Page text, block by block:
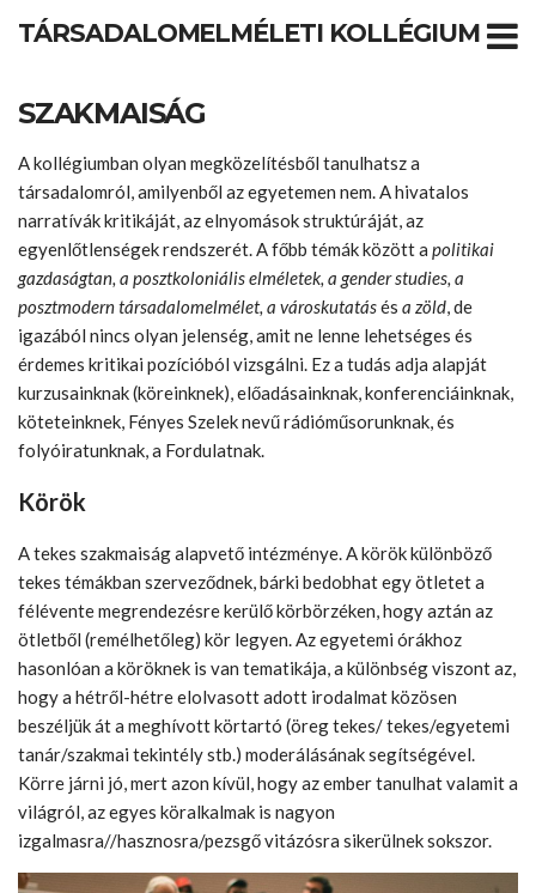
TÁRSADALOMELMÉLETI KOLLÉGIUM
SZAKMAISÁG
A kollégiumban olyan megközelítésből tanulhatsz a
társadalomról, amilyenből az egyetemen nem. A hivatalos
narratívák kritikáját, az elnyomások struktúráját, az
egyenlőtlenségek rendszerét. A főbb témák között a politikai
gazdaságtan, a posztkoloniális elméletek, a gender studies, a
posztmodern társadalomelmélet, a városkutatásés a zöld, de
igazából nincs olyan jelenség, amit ne lenne lehetséges és
érdemes kritikai pozícióból vizsgálni. Ez a tudás adja alapját
kurzusainknak (köreinknek), előadásainknak, konferenciáinknak,
köteteinknek, Fényes Szeleknevű rádióműsorunknak, és
folyóiratunknak, a Fordulatnak.
Körök
A tekes szakmaiság alapvető intézménye. A körök különböző
tekes témákban szerveződnek, bárki bedobhat egy ötletet a
félévente megrendezésre kerülő körbörzéken, hogy aztán az
ötletből (remélhetőleg) kör legyen. Az egyetemi órákhoz
hasonlóan a köröknek is van tematikája, a különbség viszont az,
hogy a hétről-hétre elolvasott adott irodalmat közösen
beszéljük át a meghívott körtartó (öreg tekes/ tekes/egyetemi
tanár/szakmai tekintély stb.) moderálásának segítségével.
Körre járni jó, mert azon kívül, hogy az ember tanulhat valamit a
világról, az egyes köralkalmak is nagyon
izgalmasra//hasznosra/pezsgő vitázósra sikerülnek sokszor.